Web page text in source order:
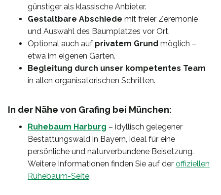
günstiger als klassische Anbieter.
Gestaltbare Abschiede mit freier Zeremonie
und Auswahl des Baumplatzes vor Ort.
Optional auch auf privatem Grund möglich –
etwa im eigenen Garten.
Begleitung durch unser kompetentes Team
in allen organisatorischen Schritten.
In der Nähe von Grafing bei München:
Ruhebaum Harburg – idyllisch gelegener
Bestattungswald in Bayern, ideal für eine
persönliche und naturverbundene Beisetzung.
Weitere Informationen finden Sie auf der offiziellen
Ruhebaum-Seite.